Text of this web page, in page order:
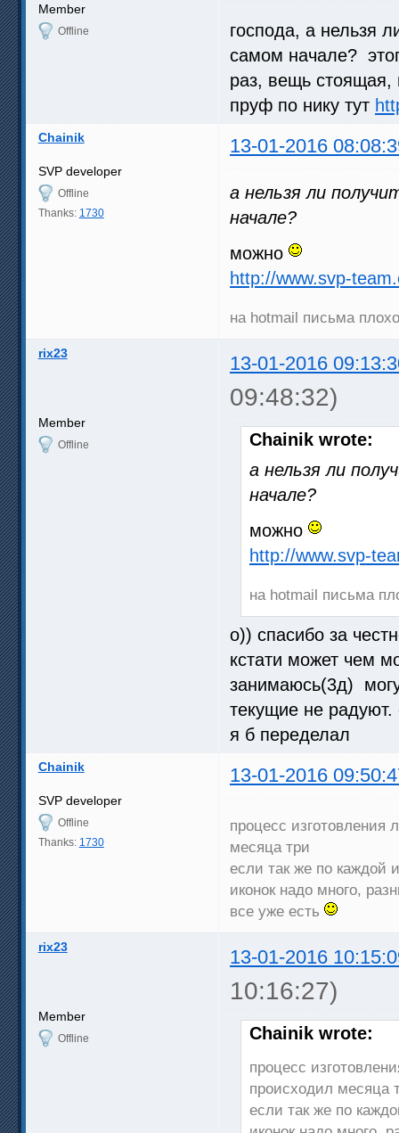
Member
Offline
господа, а нельзя
самом начале?
раз, вещь стоящая,
пруф по нику тут
Chainik 13-01-2016
SVP developer
Offline
Thanks: 1730
а нельзя ли
начале?
можно
http://www.svp-
на hotmail письма
rix23 13-01-2016
09:48:32)
Member
Offline
Chainik wrote:
а нельзя ли
начале?
можно
http://www.svp-
на hotmail письма
о)) спасибо за
кстати может чем
занимаюсь(3д)
текущие не
я б переделал
Chainik 13-01-2016
SVP developer
Offline
Thanks: 1730
процесс изготовления
месяца три
если так же по каждой
иконок надо много,
все уже есть
rix23 13-01-2016
10:16:27)
Member
Offline Chainik wrote:
процесс
происходил месяца
если так же по